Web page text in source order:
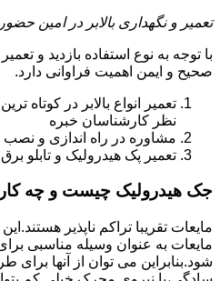
تعمیر و نگهداری بالابر در امین
با توجه به نوع استفاده بازدید و
صحیح و ایمن اهمیت فراوانی دارد.
تعمیر انواع بالابر در کوتاه
نظر کارشناسان خبره
مشاوره در راه اندازی و نصب
تعمیر پک هیدرولیک و تابلو برق
جک هیدرولیک چیست و چه
مایعات تقریبا تراکم ناپذیر
مایعات به عنوان وسیله مناسبی برای
شود.بنابراین می توان از آنها برای